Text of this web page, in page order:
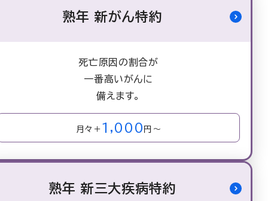
熟年 新がん特約
死亡原因の割合が
一番高いがんに
備えます。
月々＋ 1,000 円～
熟年 新三大疾病特約